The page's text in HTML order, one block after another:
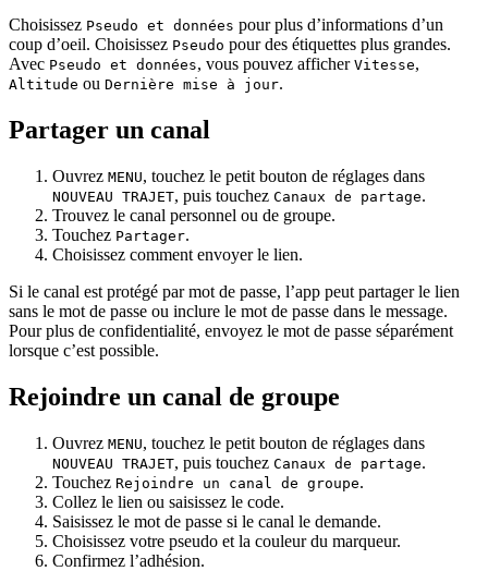
Choisissez Pseudo et données pour plus d’informations d’un
coup d’oeil. Choisissez Pseudo pour des étiquettes plus grandes.
Avec Pseudo et données, vous pouvez afficher Vitesse,
Altitude ou Dernière mise à jour.
Partager un canal
Ouvrez MENU, touchez le petit bouton de réglages dans
NOUVEAU TRAJET, puis touchez Canaux de partage.
Trouvez le canal personnel ou de groupe.
Touchez Partager.
Choisissez comment envoyer le lien.
Si le canal est protégé par mot de passe, l’app peut partager le lien
sans le mot de passe ou inclure le mot de passe dans le message.
Pour plus de confidentialité, envoyez le mot de passe séparément
lorsque c’est possible.
Rejoindre un canal de groupe
Ouvrez MENU, touchez le petit bouton de réglages dans
NOUVEAU TRAJET, puis touchez Canaux de partage.
Touchez Rejoindre un canal de groupe.
Collez le lien ou saisissez le code.
Saisissez le mot de passe si le canal le demande.
Choisissez votre pseudo et la couleur du marqueur.
Confirmez l’adhésion.